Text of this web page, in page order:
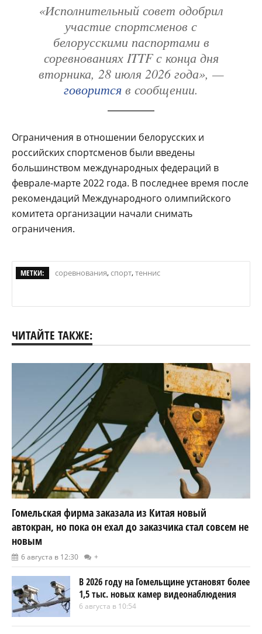
«Исполнительный совет одобрил
участие спортсменов с
белорусскими паспортами в
соревнованиях ITTF с конца дня
вторника, 28 июля 2026 года», —
говорится в сообщении.
Ограничения в отношении белорусских и
российских спортсменов были введены
большинством международных федераций в
феврале-марте 2022 года. В последнее время после
рекомендаций Международного олимпийского
комитета организации начали снимать
ограничения.
МЕТКИ: соревнования,спорт,теннис
ЧИТАЙТЕ ТАКЖЕ:
Гомельская фирма заказала из Китая новый
автокран, но пока он ехал до заказчика стал совсем не
новым
6 августа в 12:30 +
В 2026 году на Гомельщине установят более
1,5 тыс. новых камер видеонаблюдения
6 августа в 10:54